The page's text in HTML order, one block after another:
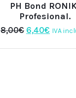
PH Bond
Profesional.
8,00€ El
original
6,40€El
actual
IVA